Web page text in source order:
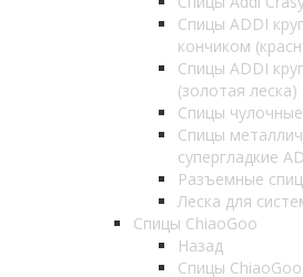
Спицы ADDI
кончиком
Спицы ADDI
(золотая леска)
Спицы
Спицы
супергладкие
Разъемные
Леска для
Спицы ChiaoGoo
Назад
Спицы ChiaoGoo